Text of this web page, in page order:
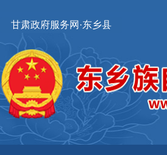
甘肃政府服务网·东乡县